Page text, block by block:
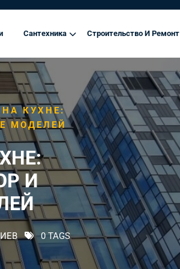
Сантехника Строительство И Ремонт
КУХНЕ:
МОДЕЛЕЙ
И
0 TAGS